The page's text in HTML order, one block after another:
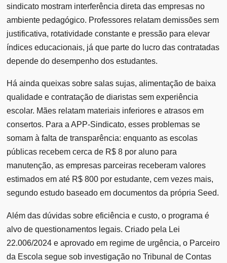
sindicato mostram interferência direta das empresas no
ambiente pedagógico. Professores relatam demissões sem
justificativa, rotatividade constante e pressão para elevar
índices educacionais, já que parte do lucro das contratadas
depende do desempenho dos estudantes.
Há ainda queixas sobre salas sujas, alimentação de baixa
qualidade e contratação de diaristas sem experiência
escolar. Mães relatam materiais inferiores e atrasos em
consertos. Para a APP-Sindicato, esses problemas se
somam à falta de transparência: enquanto as escolas
públicas recebem cerca de R$ 8 por aluno para
manutenção, as empresas parceiras receberam valores
estimados em até R$ 800 por estudante, cem vezes mais,
segundo estudo baseado em documentos da própria Seed.
Além das dúvidas sobre eficiência e custo, o programa é
alvo de questionamentos legais. Criado pela Lei
22.006/2024 e aprovado em regime de urgência, o Parceiro
da Escola segue sob investigação no Tribunal de Contas